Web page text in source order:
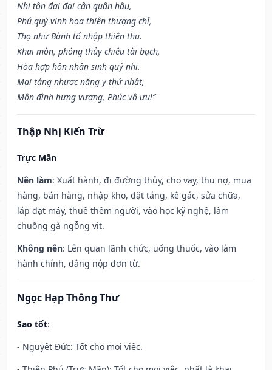
Nhi tôn đại đại cận quân hầu,
Phú quý vinh hoa thiên thượng chỉ,
Thọ như Bành tổ nhập thiên thu.
Khai môn, phóng thủy chiêu tài bạch,
Hòa hợp hôn nhân sinh quý nhi.
Mai táng nhược năng y thử nhật,
Môn đình hưng vượng, Phúc vô ưu!”
Thập Nhị Kiến Trừ
Trực Mãn
Nên làm: Xuất hành, đi đường thủy, cho vay, thu nợ, mua
hàng, bán hàng, nhập kho, đặt táng, kê gác, sửa chữa,
lắp đặt máy, thuê thêm người, vào học kỹ nghệ, làm
chuồng gà ngỗng vịt.
Không nên: Lên quan lãnh chức, uống thuốc, vào làm
hành chính, dâng nộp đơn từ.
Ngọc Hạp Thông Thư
Sao tốt:
- Nguyệt Đức: Tốt cho mọi việc.